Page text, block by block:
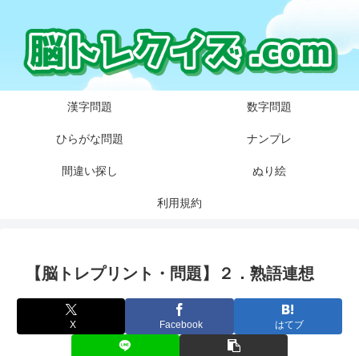
漢字問題 数字問題
ひらがな問題 ナンプレ
間違い探し ぬり絵
利用規約
【脳トレプリント・問題】２．熟語連想
X Facebook はてブ